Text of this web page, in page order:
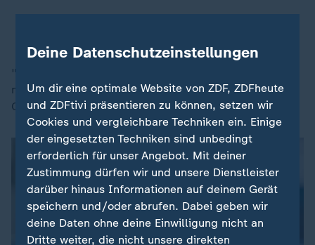
"Es ist für mich unvorstellbar, dass die Frauen 2030
nicht auch bei Olympia dabei sein werden", sagt FIS-
Chef Eliasch.
Deine Datenschutzeinstellungen
Um dir eine optimale Website von ZDF, ZDFheute
und ZDFtivi präsentieren zu können, setzen wir
Cookies und vergleichbare Techniken ein. Einige
der eingesetzten Techniken sind unbedingt
erforderlich für unser Angebot. Mit deiner
Zustimmung dürfen wir und unsere Dienstleister
darüber hinaus Informationen auf deinem Gerät
speichern und/oder abrufen. Dabei geben wir
deine Daten ohne deine Einwilligung nicht an
Dritte weiter, die nicht unsere direkten